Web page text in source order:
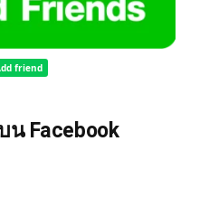
น Facebook